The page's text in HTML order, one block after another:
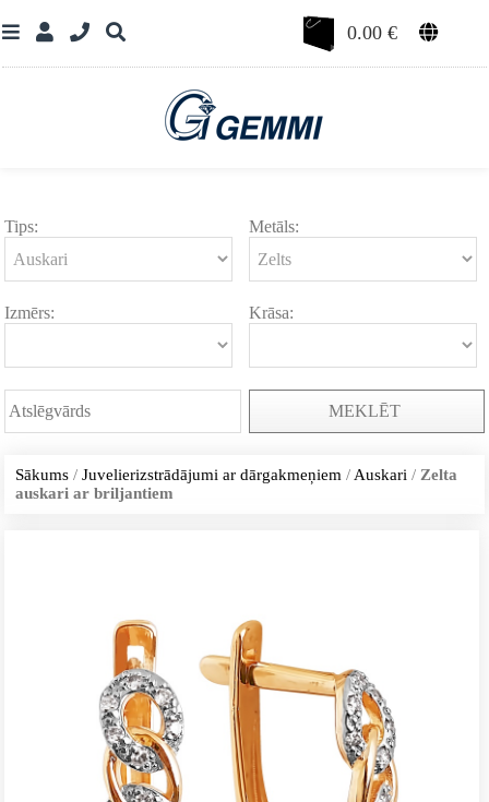
0.00€
Tips: Metāls:
Izmērs: Krāsa:
MEKLĒT
Sākums /Juvelierizstrādājumi ar dārgakmeņiem / Auskari / Zelta
auskari ar briljantiem